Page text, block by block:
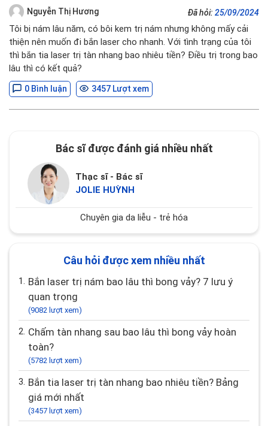
Nguyễn Thị Hương Đã hỏi: 25/09/2024
Tôi bị nám lâu năm, có bôi kem trị nám nhưng không mấy cải
thiện nên muốn đi bắn laser cho nhanh. Với tình trạng của tôi
thì bắn tia laser trị tàn nhang bao nhiêu tiền? Điều trị trong bao
lâu thì có kết quả?
0 Bình luận 3457 Lượt xem
Bác sĩ được đánh giá nhiều nhất
Thạc sĩ - Bác sĩ
JOLIE HUỲNH
Chuyên gia da liễu - trẻ hóa
Câu hỏi được xem nhiều nhất
1. Bắn laser trị nám bao lâu thì bong vảy? 7 lưu ý
quan trọng
(9082 lượt xem)
2. Chấm tàn nhang sau bao lâu thì bong vảy hoàn
toàn?
(5782 lượt xem)
3. Bắn tia laser trị tàn nhang bao nhiêu tiền? Bảng
giá mới nhất
(3457 lượt xem)